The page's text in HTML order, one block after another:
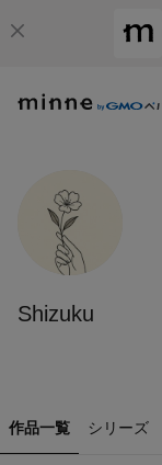
Shizuku
作品一覧 シリーズ